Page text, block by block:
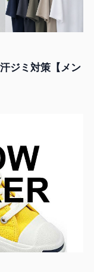
ジミ対策【メン